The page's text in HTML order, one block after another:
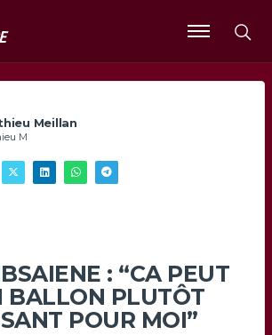
Ouvrir
le
Meillan
M
: “CA PEUT
BALLON PLUTÔT
POUR MOI”